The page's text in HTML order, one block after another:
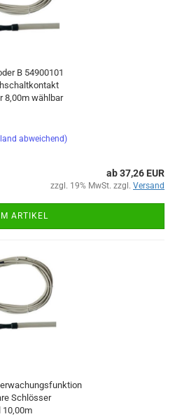
B 54900101
8,00m wähl­bar
abweichend)
ab 37,26 EUR
zzgl. 19% MwSt. zzgl. Versand
ARTIKEL
Schlös­ser
10,00m